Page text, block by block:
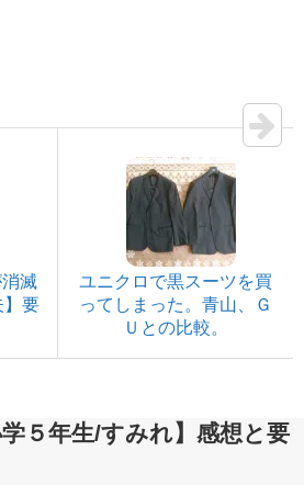
滅
】要
ユニクロで黒スーツを買
ってしまった。青山、Ｇ
Ｕとの比較。
５年生/すみれ】感想と要